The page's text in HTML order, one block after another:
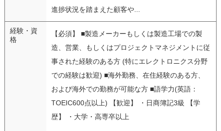
進捗状況を踏まえた顧客や...
経験・資
格
【必須】 ■製造メーカーもしくは製造工場での製
造、営業、もしくはプロジェクトマネジメントに従
事された経験のある方 (特にエレクトロニクス分野
での経験は歓迎) ■海外勤務、在住経験のある方、
および海外での勤務が可能な方 ■語学力(英語：
TOEIC600点以上) 【歓迎】 ・日商簿記3級 【学
歴】 ・大学・高専卒以上